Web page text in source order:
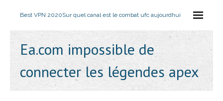
Best VPN 2020Sur quel canal est le combat ufc aujourdhui
Ea.com impossible de
connecter les légendes apex